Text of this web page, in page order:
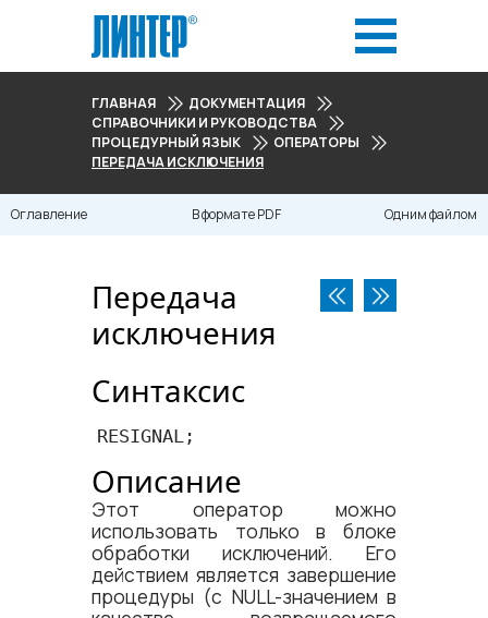
ГЛАВНАЯ
ДОКУМЕНТАЦИЯ
СПРАВОЧНИКИ И РУКОВОДСТВА
ПРОЦЕДУРНЫЙ ЯЗЫК
ОПЕРАТОРЫ
ПЕРЕДАЧА ИСКЛЮЧЕНИЯ
Оглавление В формате PDF Одним файлом
Передача
исключения
Синтаксис
RESIGNAL ;
Описание
Этот оператор можно
использовать только в блоке
обработки исключений. Его
действием является завершение
процедуры (с NULL-значением в